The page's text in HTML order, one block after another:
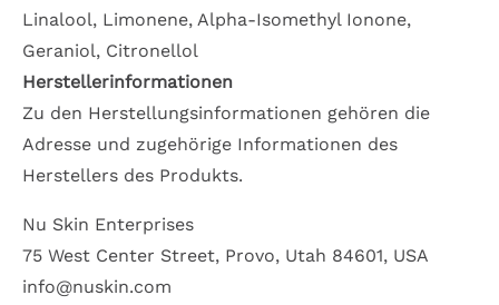
Linalool, Limonene, Alpha-Isomethyl Ionone,
Geraniol, Citronellol
Herstellerinformationen
Zu den Herstellungsinformationen gehören die
Adresse und zugehörige Informationen des
Herstellers des Produkts.
Nu Skin Enterprises
75 West Center Street, Provo, Utah 84601, USA
info@nuskin.com